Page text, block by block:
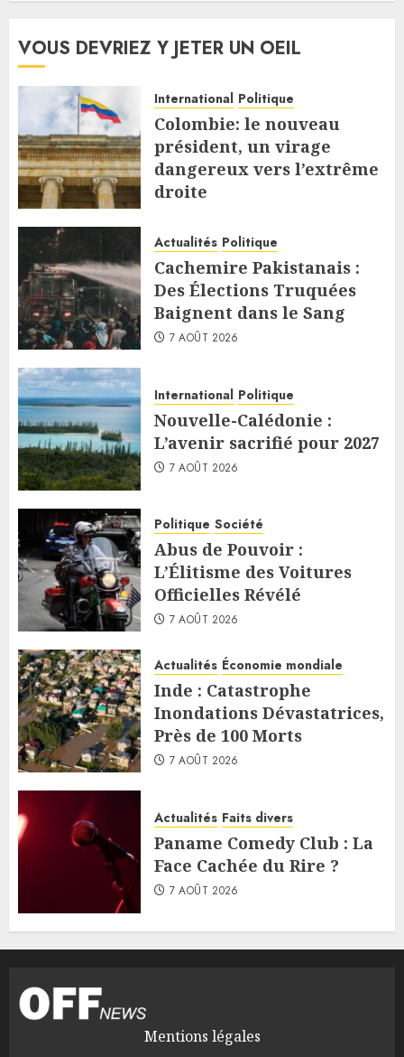
VOUS DEVRIEZ Y JETER UN OEIL
International Politique
Colombie: le nouveau
président, un virage
dangereux vers l’extrême
droite
Actualités Politique
Cachemire Pakistanais :
Des Élections Truquées
Baignent dans le Sang
7 AOÛT 2026
International Politique
Nouvelle-Calédonie :
L’avenir sacrifié pour 2027
7 AOÛT 2026
Politique Société
Abus de Pouvoir :
L’Élitisme des Voitures
Officielles Révélé
7 AOÛT 2026
Actualités Économie mondiale
Inde : Catastrophe
Inondations Dévastatrices,
Près de 100 Morts
7 AOÛT 2026
Actualités Faits divers
Paname Comedy Club : La
Face Cachée du Rire ?
7 AOÛT 2026
Mentions légales